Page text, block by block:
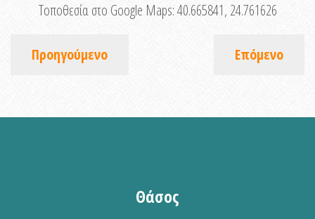
Τοποθεσία στο Google Maps:40.665841, 24.761626
Προηγούμενο Επόμενο
Θάσος